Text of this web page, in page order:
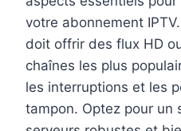
votre abonnement
doit offrir des flux HD
chaînes les plus
les interruptions et les
tampon. Optez pour un